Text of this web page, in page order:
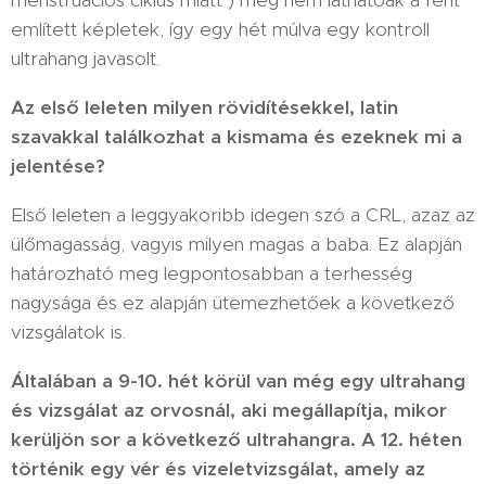
említett képletek, így egy hét múlva egy kontroll
ultrahang javasolt.
Az első leleten milyen rövidítésekkel, latin
szavakkal találkozhat a kismama és ezeknek mi a
jelentése?
Első leleten a leggyakoribb idegen szó a CRL, azaz az
ülőmagasság, vagyis milyen magas a baba. Ez alapján
határozható meg legpontosabban a terhesség
nagysága és ez alapján ütemezhetőek a következő
vizsgálatok is.
Általában a 9-10. hét körül van még egy ultrahang
és vizsgálat az orvosnál, aki megállapítja, mikor
kerüljön sor a következő ultrahangra. A 12. héten
történik egy vér és vizeletvizsgálat, amely az